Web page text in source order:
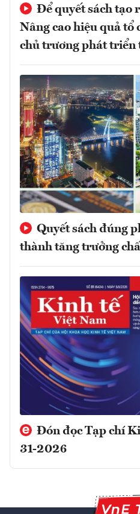
Để quyết sách tạo
Nâng cao hiệu quả tổ
chủ trương phát triển
Quyết sách đúng
thành tăng trưởng
Đón đọc Tạp chí
31-2026